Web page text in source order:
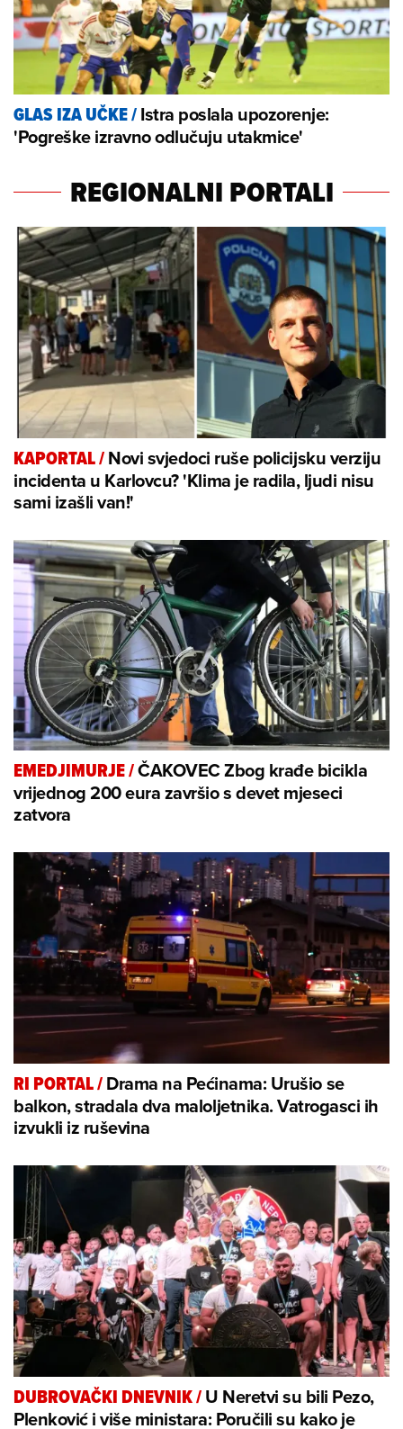
GLAS IZA UČKE/Istra poslala upozorenje:
'Pogreške izravno odlučuju utakmice'
REGIONALNI PORTALI
KAPORTAL/Novi svjedoci ruše policijsku verziju
incidenta u Karlovcu? 'Klima je radila, ljudi nisu
sami izašli van!'
EMEDJIMURJE/ČAKOVEC Zbog krađe bicikla
vrijednog 200 eura završio s devet mjeseci
zatvora
RI PORTAL/Drama na Pećinama: Urušio se
balkon, stradala dva maloljetnika. Vatrogasci ih
izvukli iz ruševina
DUBROVAČKI DNEVNIK/U Neretvi su bili Pezo,
Plenković i više ministara: Poručili su kako je